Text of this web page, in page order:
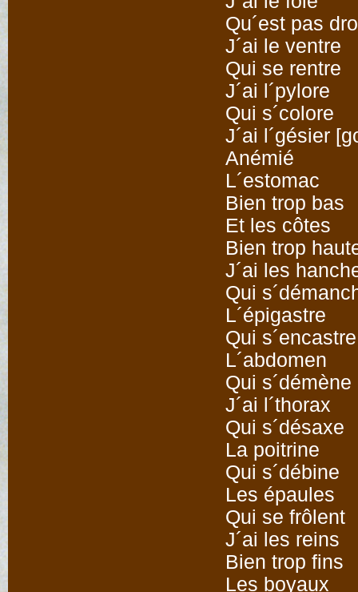
Qu´est pas
J´ai le ventre
Qui se rentre
J´ai l´pylore
Qui s´colore
J´ai l´gésier
Anémié
L´estomac
Bien trop bas
Et les côtes
Bien trop
J´ai les
Qui
L´épigastre
Qui s´encastre
L´abdomen
Qui s´démène
J´ai l´thorax
Qui s´désaxe
La poitrine
Qui s´débine
Les épaules
Qui se frôlent
J´ai les reins
Bien trop fins
Les boyaux